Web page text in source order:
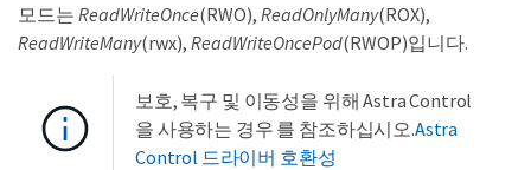
모드는 ReadWriteOnce(RWO), ReadOnlyMany(ROX),
ReadWriteMany(rwx), ReadWriteOncePod(RWOP)입니다.
보호, 복구 및 이동성을 위해 Astra Control
을 사용하는 경우 를 참조하십시오.Astra
Control 드라이버 호환성